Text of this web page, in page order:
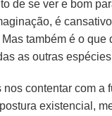
de se ver e bom
é
também é o que
as outras
nos contentar com a
existencial,